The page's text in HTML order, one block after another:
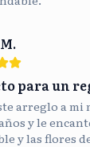
para un
arreglo a mi
y le
y las flores